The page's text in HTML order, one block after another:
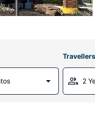
Travellers
2